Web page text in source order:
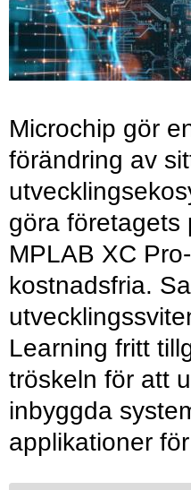
Microchip gör
förändring av
göra företagets
MPLAB XC
kostnadsfria.
Learning fritt
tröskeln för att
inbyggda
applikationer